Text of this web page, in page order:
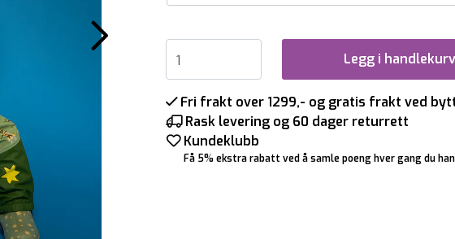
Legg i handlekurv
Fri frakt over 1299,- og gratis frakt ved
Rask levering og 60 dager returrett
Kundeklubb
Få 5% ekstra rabatt ved å samle poeng hver gang du